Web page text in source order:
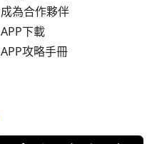
成為合作夥伴
APP下載
APP攻略手冊